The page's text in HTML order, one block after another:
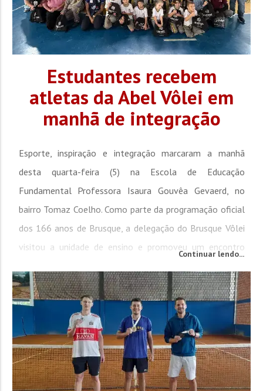
Estudantes recebem
atletas da Abel Vôlei em
manhã de integração
Esporte, inspiração e integração marcaram a manhã
desta quarta-feira (5) na Escola de Educação
Fundamental Professora Isaura Gouvêa Gevaerd, no
bairro Tomaz Coelho. Como parte da programação oficial
dos 166 anos de Brusque, a delegação do Brusque Vôlei
visitou a unidade de ensino e promoveu um encontro
dedicação, disciplina e...
Continuar lendo...